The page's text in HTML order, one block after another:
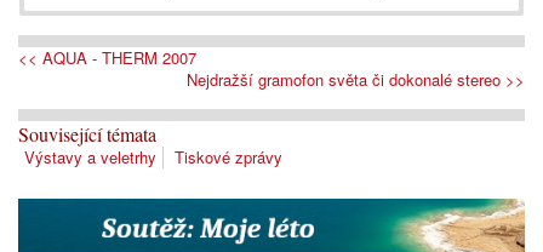
<< AQUA - THERM 2007
Nejdražší gramofon světa či dokonalé stereo >>
Související témata
Výstavy a veletrhy Tiskové zprávy